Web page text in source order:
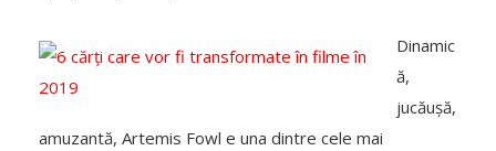
Dinamic
ă,
jucăușă,
amuzantă, Artemis Fowl e una dintre cele mai